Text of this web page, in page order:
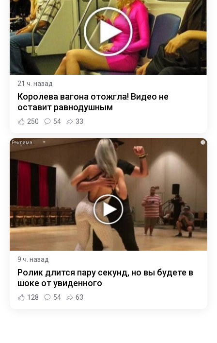
21 ч. назад
Королева вагона отожгла! Видео не
оставит равнодушным
250 54 33
i
9 ч. назад
Ролик длится пару секунд, но вы будете в
шоке от увиденного
128 54 63